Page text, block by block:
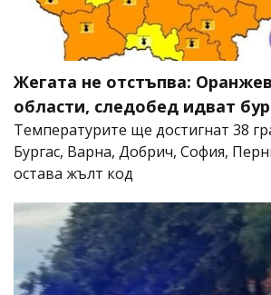
Жегата не отстъпва:
области, следобед идват
Температурите ще достигнат 38
Бургас, Варна, Добрич, София,
остава жълт код